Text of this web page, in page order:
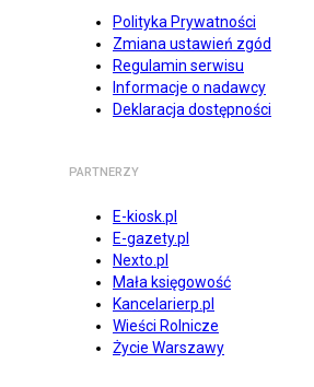
Polityka Prywatności
Zmiana ustawień zgód
Regulamin serwisu
Informacje o nadawcy
Deklaracja dostępności
PARTNERZY
E-kiosk.pl
E-gazety.pl
Nexto.pl
Mała księgowość
Kancelarierp.pl
Wieści Rolnicze
Życie Warszawy